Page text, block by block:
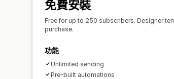
免費安裝
Free for up to 250 subscribers. Designer
purchase.
功能
Unlimited sending
Pre-built automations